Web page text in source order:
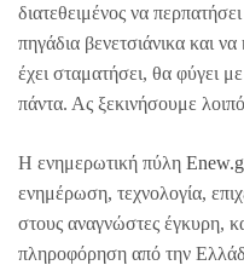
διατεθειμένος να
πηγάδια βενετσιάνικα και
έχει σταματήσει, θα φύγει
πάντα. Ας ξεκινήσουμε
Η ενημερωτική πύλη
ενημέρωση, τεχνολογία,
στους αναγνώστες έγκυρη,
πληροφόρηση από την